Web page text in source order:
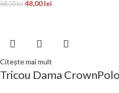
68,00lei 48,00lei
Citește mai mult
Tricou Dama